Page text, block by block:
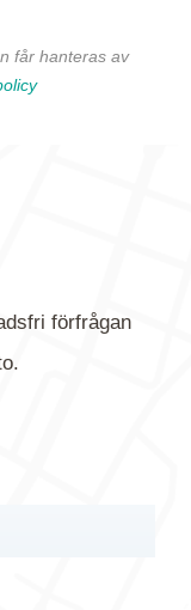
får hanteras av
förfrågan